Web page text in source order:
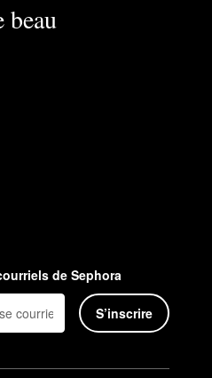
beau
de Sephora
S’inscrire